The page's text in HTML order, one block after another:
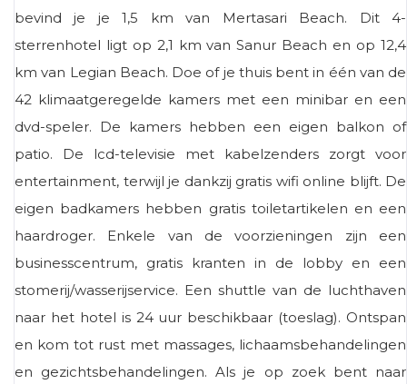
bevind je je 1,5 km van Mertasari Beach. Dit 4-
sterrenhotel ligt op 2,1 km van Sanur Beach en op 12,4
km van Legian Beach. Doe of je thuis bent in één van de
42 klimaatgeregelde kamers met een minibar en een
dvd-speler. De kamers hebben een eigen balkon of
patio. De lcd-televisie met kabelzenders zorgt voor
entertainment, terwijl je dankzij gratis wifi online blijft. De
eigen badkamers hebben gratis toiletartikelen en een
haardroger. Enkele van de voorzieningen zijn een
businesscentrum, gratis kranten in de lobby en een
stomerij/wasserijservice. Een shuttle van de luchthaven
naar het hotel is 24 uur beschikbaar (toeslag). Ontspan
en kom tot rust met massages, lichaamsbehandelingen
en gezichtsbehandelingen. Als je op zoek bent naar